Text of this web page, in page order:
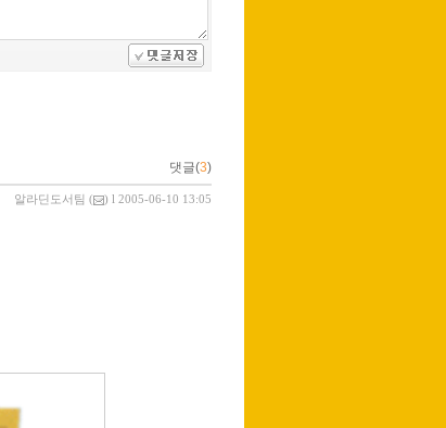
댓글(3)
알라딘도서팀 ( ) l 2005-06-10 13:05